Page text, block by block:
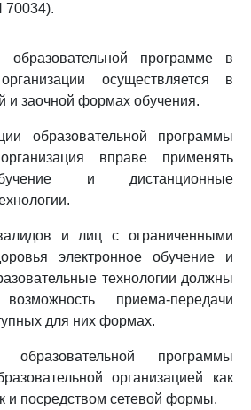
70034).
программе в
осуществляется в
и заочной формах обучения.
образовательной программы
вправе применять
и дистанционные
и лиц с ограниченными
электронное обучение и
технологии должны
возможность приема-передачи
для них формах.
программы
организацией как
и посредством сетевой формы.